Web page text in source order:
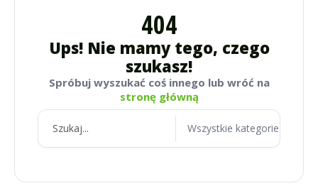
404
Ups! Nie mamy tego, czego
szukasz!
Spróbuj wyszukać coś innego lub wróć na
stronę główną